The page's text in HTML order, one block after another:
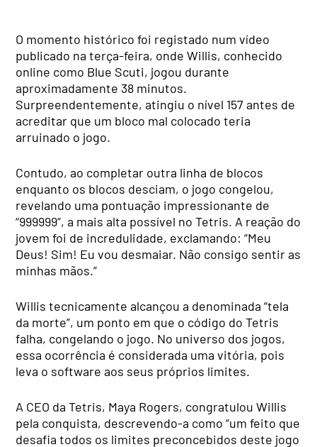
O momento histórico foi registado num vídeo
publicado na terça-feira, onde Willis, conhecido
online como Blue Scuti, jogou durante
aproximadamente 38 minutos.
Surpreendentemente, atingiu o nível 157 antes de
acreditar que um bloco mal colocado teria
arruinado o jogo.
Contudo, ao completar outra linha de blocos
enquanto os blocos desciam, o jogo congelou,
revelando uma pontuação impressionante de
“999999”, a mais alta possível no Tetris. A reação do
jovem foi de incredulidade, exclamando: “Meu
Deus! Sim! Eu vou desmaiar. Não consigo sentir as
minhas mãos.”
Willis tecnicamente alcançou a denominada “tela
da morte”, um ponto em que o código do Tetris
falha, congelando o jogo. No universo dos jogos,
essa ocorrência é considerada uma vitória, pois
leva o software aos seus próprios limites.
A CEO da Tetris, Maya Rogers, congratulou Willis
pela conquista, descrevendo-a como “um feito que
desafia todos os limites preconcebidos deste jogo